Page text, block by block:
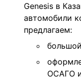
Genesis в
автомобили
предлагаем:
ОСАГО